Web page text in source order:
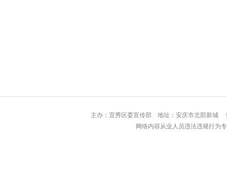
主办：宜秀区委宣传部 地址：安庆市北
网络内容从业人员违法违规行